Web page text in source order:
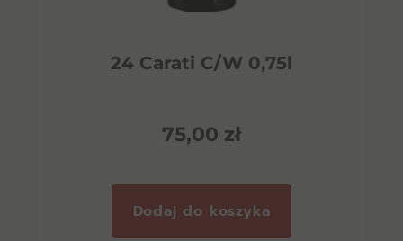
24 Carati C/W 0,75l
75,00 zł
Dodaj do koszyka